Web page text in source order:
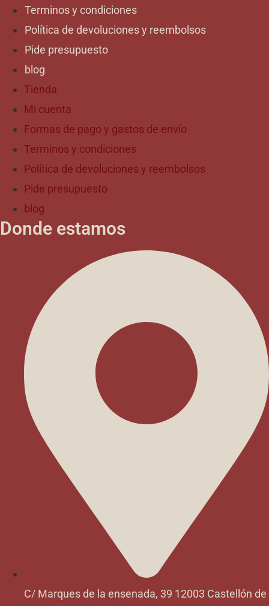
Terminos y condiciones
Política de devoluciones y reembolsos
Pide presupuesto
blog
Tienda
Mi cuenta
Formas de pago y gastos de envío
Terminos y condiciones
Política de devoluciones y reembolsos
Pide presupuesto
blog
Donde estamos
C/ Marques de la ensenada, 39 12003 Castellón de